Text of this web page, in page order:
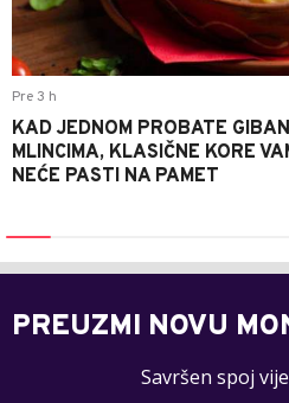
Pre 3 h
KAD JEDNOM PROBATE
MLINCIMA, KLASIČNE KORE
NEĆE PASTI NA PAMET
PREUZMI NOVU
Savršen spoj